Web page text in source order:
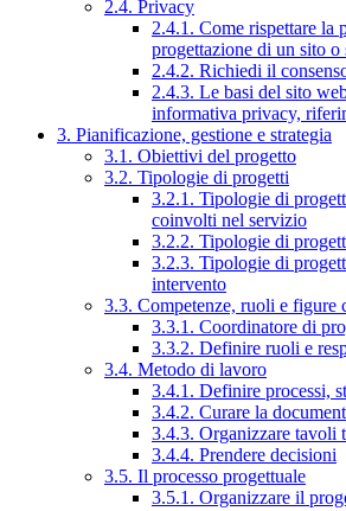
2.4. Privacy
2.4.1. Come rispettare la
progettazione di un sito
2.4.2. Richiedi il
2.4.3. Le basi del sito
informativa privacy,
3. Pianificazione, gestione e strategia
3.1. Obiettivi del progetto
3.2. Tipologie di progetti
3.2.1. Tipologie di
coinvolti nel servizio
3.2.2. Tipologie di
3.2.3. Tipologie di
intervento
3.3. Competenze, ruoli e figure
3.3.1. Coordinatore di
3.3.2. Definire ruoli e
3.4. Metodo di lavoro
3.4.1. Definire processi,
3.4.2. Curare la
3.4.3. Organizzare tavoli
3.4.4. Prendere decisioni
3.5. Il processo progettuale
3.5.1. Organizzare il